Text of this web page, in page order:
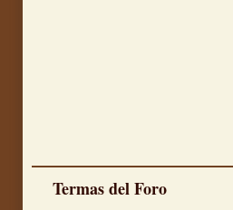
Termas del Foro